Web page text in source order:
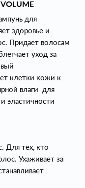
для
здоровье и
Придает волосам
уход за
клетки кожи к
влаги для
эластичности
Для тех, кто
Ухаживает за